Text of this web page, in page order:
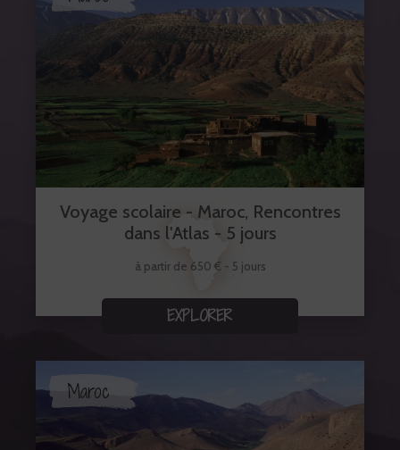
Voyage scolaire - Maroc, Rencontres
dans l'Atlas - 5 jours
à partir de 650 € - 5 jours
EXPLORER
Maroc